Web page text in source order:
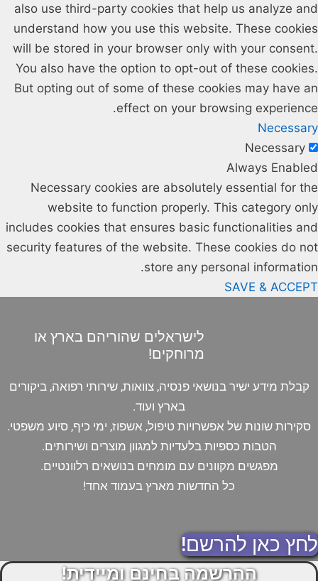
also use third-party cookies that help us analyze and
understand how you use this website. These cookies
will be stored in your browser only with your consent.
You also have the option to opt-out of these cookies.
But opting out of some of these cookies may have an
effect on your browsing experience.
Necessary
Necessary
Always Enabled
Necessary cookies are absolutely essential for the
website to function properly. This category only
includes cookies that ensures basic functionalities and
security features of the website. These cookies do not
store any personal information.
SAVE & ACCEPT
לישראלים שהוריהם בארץ או
מרוחקים!
קבלת מידע ישיר בנושאי פנסיה, צוואות, שירותי רפואה, ביקורים
בארץ ועוד.
סקירות שונות של אפשרויות טיפול, אשפוז, ימי כיף, סיוע משפטי.
הטבות כספיות בלעדיות למגוון מוצרים ושירותים.
מפגשים מקוונים עם מומחים בנושאים רלוונטיים.
כל החדשות מארץ בעמוד אחד!
לחץ כאן להרשם!
ההרשמה בחינם ומיידית!